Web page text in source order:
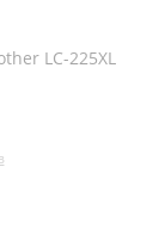
LC-225XL